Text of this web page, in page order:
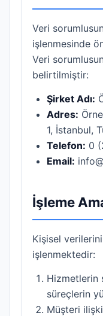
Veri
işlenmesinde
Veri
belirtilmiştir:
Şirket Adı:
Adres:
1, İstanbul,
Telefon: 0
Email:
İşleme
Kişisel
işlenmektedir:
Hizmetlerin
süreçlerin
Müşteri